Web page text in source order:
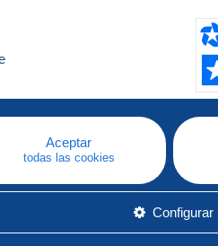
Aceptar
todas las cookies
Configurar